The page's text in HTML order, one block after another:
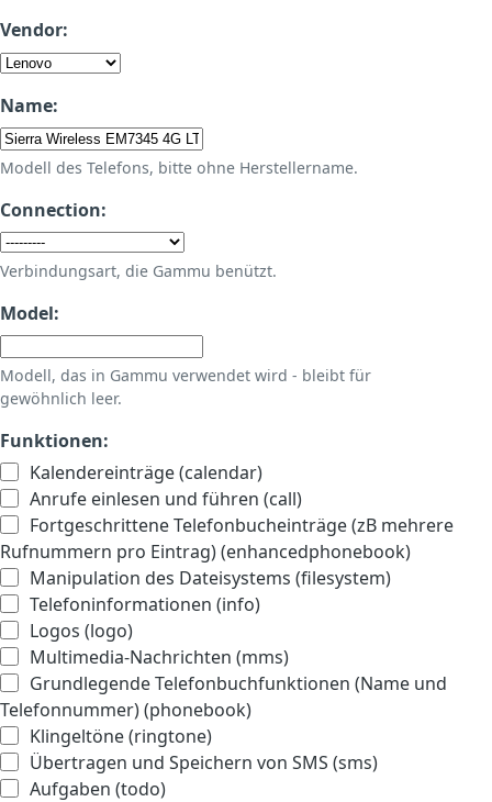
Vendor:
Name:
Modell des Telefons, bitte ohne Herstellername.
Connection:
Verbindungsart, die Gammu benützt.
Model:
Modell, das in Gammu verwendet wird - bleibt für
gewöhnlich leer.
Funktionen:
Kalendereinträge (calendar)
Anrufe einlesen und führen (call)
Fortgeschrittene Telefonbucheinträge (zB mehrere
Rufnummern pro Eintrag) (enhancedphonebook)
Manipulation des Dateisystems (filesystem)
Telefoninformationen (info)
Logos (logo)
Multimedia-Nachrichten (mms)
Grundlegende Telefonbuchfunktionen (Name und
Telefonnummer) (phonebook)
Klingeltöne (ringtone)
Übertragen und Speichern von SMS (sms)
Aufgaben (todo)